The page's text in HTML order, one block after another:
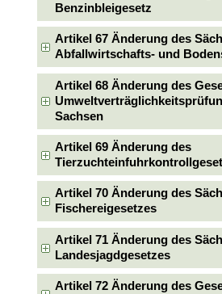
Benzinbleigesetz
Artikel 67 Änderung des
Abfallwirtschafts- und
Artikel 68 Änderung des
Sachsen
Artikel 69 Änderung des
Artikel 70 Änderung des
Fischereigesetzes
Artikel 71 Änderung des
Landesjagdgesetzes
Artikel 72 Änderung des